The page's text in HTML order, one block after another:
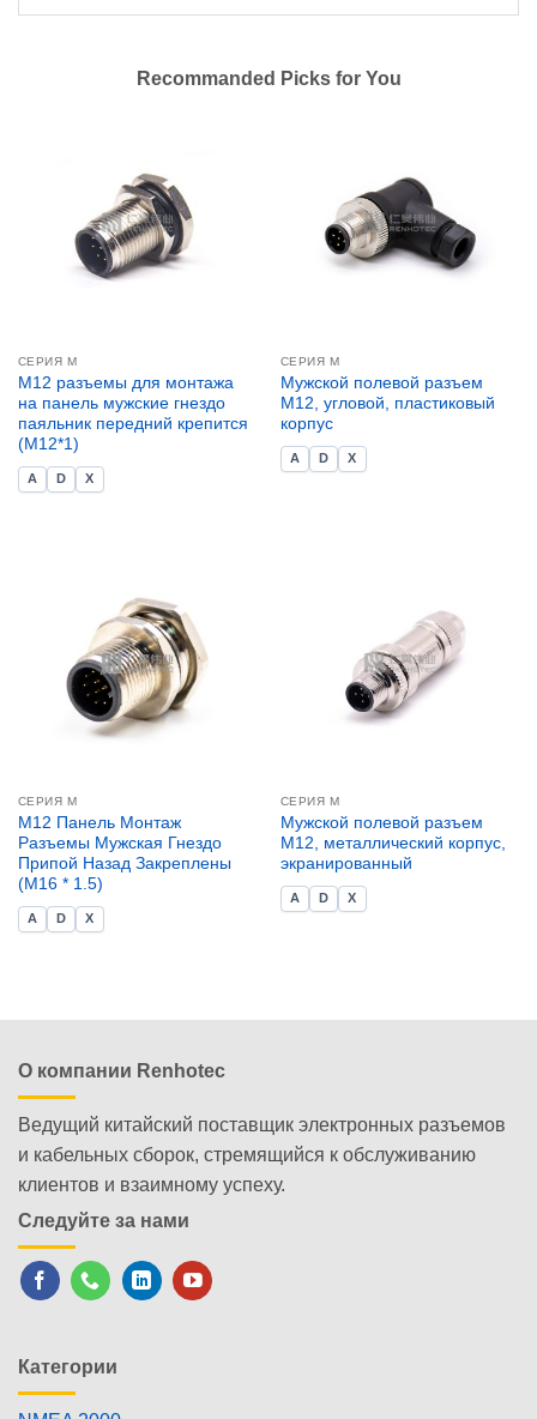
Recommanded Picks for You
СЕРИЯ М
M12 разъемы для монтажа
на панель мужские гнездо
паяльник передний крепится
(M12*1)
A D X
СЕРИЯ М
Мужской полевой разъем
M12, угловой, пластиковый
корпус
A D X
СЕРИЯ М
M12 Панель Монтаж
Разъемы Мужская Гнездо
Припой Назад Закреплены
(M16 * 1.5)
A D X
СЕРИЯ М
Мужской полевой разъем
M12, металлический корпус,
экранированный
A D X
О компании Renhotec
Ведущий китайский поставщик электронных разъемов
и кабельных сборок, стремящийся к обслуживанию
клиентов и взаимному успеху.
Следуйте за нами
Категории